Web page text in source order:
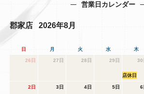
営業日カレンダー
郡家店 2026年8月
日 月 火 水 木
26日 27日 28日 29日 30
店休日
2日 3日 4日 5日 6